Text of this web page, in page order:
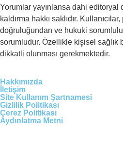
Yorumlar yayınlansa dahi editoryal
kaldırma hakkı saklıdır.
doğruluğundan ve hukuki
sorumludur. Özellikle kişisel sağlık
dikkatli olunması gerekmektedir.
Hakkımızda
İletişim
Site Kullanım Şartnamesi
Gizlilik Politikası
Çerez Politikası
Aydınlatma Metni